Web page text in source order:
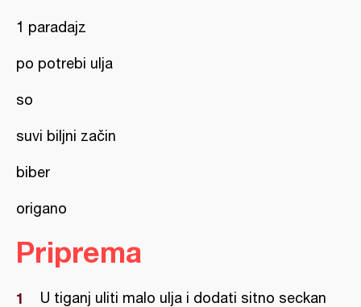
1 paradajz
po potrebi ulja
so
suvi biljni začin
biber
origano
Priprema
U tiganj uliti malo ulja i dodati sitno seckan